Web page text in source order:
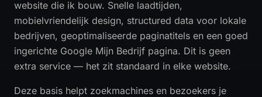
website die ik bouw. Snelle laadtijden,
mobielvriendelijk design, structured data voor lokale
bedrijven, geoptimaliseerde paginatitels en een goed
ingerichte Google Mijn Bedrijf pagina. Dit is geen
extra service — het zit standaard in elke website.
Deze basis helpt zoekmachines en bezoekers je